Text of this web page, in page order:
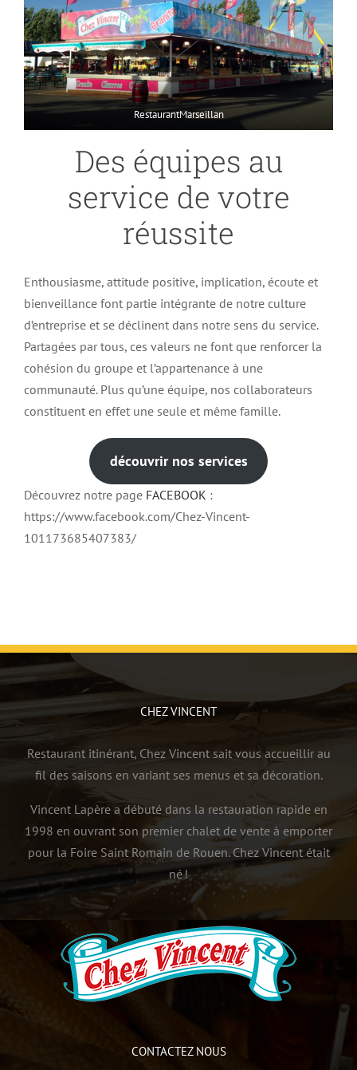
RestaurantMarseillan
Des équipes au
service de votre
réussite
Enthousiasme, attitude positive, implication, écoute et
bienveillance font partie intégrante de notre culture
d’entreprise et se déclinent dans notre sens du service.
Partagées par tous, ces valeurs ne font que renforcer la
cohésion du groupe et l’appartenance à une
communauté. Plus qu’une équipe, nos collaborateurs
constituent en effet une seule et même famille.
découvrir nos services
Découvrez notre page FACEBOOK :
https://www.facebook.com/Chez-Vincent-
101173685407383/
CHEZ VINCENT
Restaurant itinérant, Chez Vincent sait vous accueillir au
fil des saisons en variant ses menus et sa décoration.
Vincent Lapère a débuté dans la restauration rapide en
1998 en ouvrant son premier chalet de vente à emporter
pour la Foire Saint Romain de Rouen. Chez Vincent était
né !
CONTACTEZ NOUS